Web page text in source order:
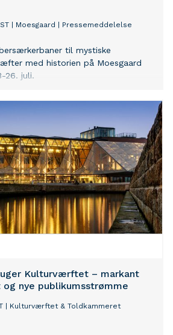
Moesgaard Pressemeddelelse
til mystiske
med historien på Moesgaard
26. juli.
Kulturværftet – markant
nye publikumsstrømme
Kulturværftet & Toldkammeret